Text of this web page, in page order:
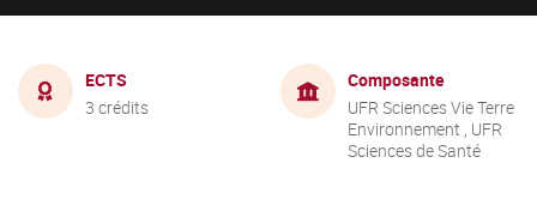
ECTS
3 crédits
Composante
UFR Sciences Vie Terre
Environnement , UFR
Sciences de Santé